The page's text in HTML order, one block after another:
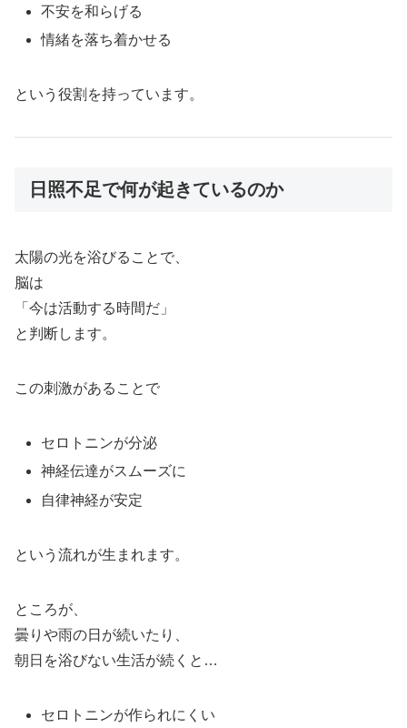
不安を和らげる
情緒を落ち着かせる
という役割を持っています。
日照不足で何が起きているのか
太陽の光を浴びることで、
脳は
「今は活動する時間だ」
と判断します。
この刺激があることで
セロトニンが分泌
神経伝達がスムーズに
自律神経が安定
という流れが生まれます。
ところが、
曇りや雨の日が続いたり、
朝日を浴びない生活が続くと…
セロトニンが作られにくい